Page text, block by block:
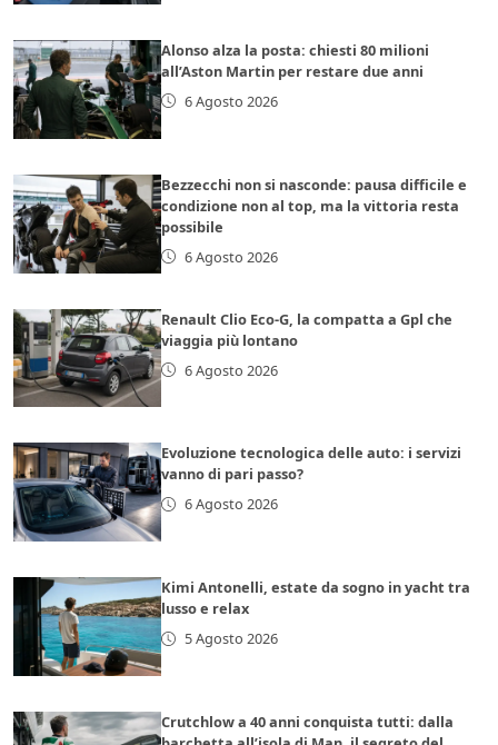
Alonso alza la posta: chiesti 80 milioni
all’Aston Martin per restare due anni
6 Agosto 2026
Bezzecchi non si nasconde: pausa difficile e
condizione non al top, ma la vittoria resta
possibile
6 Agosto 2026
Renault Clio Eco-G, la compatta a Gpl che
viaggia più lontano
6 Agosto 2026
Evoluzione tecnologica delle auto: i servizi
vanno di pari passo?
6 Agosto 2026
Kimi Antonelli, estate da sogno in yacht tra
lusso e relax
5 Agosto 2026
Crutchlow a 40 anni conquista tutti: dalla